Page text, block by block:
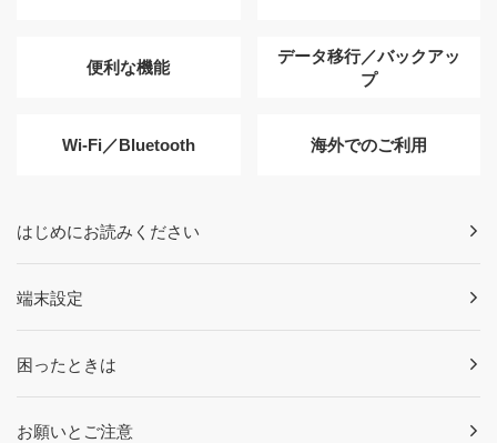
便利な機能
データ移行／バックアッ
プ
Wi-Fi／Bluetooth 海外でのご利用
はじめにお読みください
端末設定
困ったときは
お願いとご注意